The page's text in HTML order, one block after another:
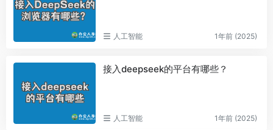
人工智能 1年前 (2025)
接入deepseek的平台有哪些？
人工智能 1年前 (2025)